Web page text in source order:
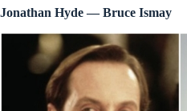
Jonathan Hyde — Bruce Ismay